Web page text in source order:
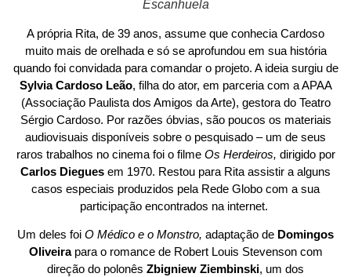
Escanhuela
A própria Rita, de 39 anos, assume que conhecia Cardoso
muito mais de orelhada e só se aprofundou em sua história
quando foi convidada para comandar o projeto. A ideia surgiu de
Sylvia Cardoso Leão, filha do ator, em parceria com a APAA
(Associação Paulista dos Amigos da Arte), gestora do Teatro
Sérgio Cardoso. Por razões óbvias, são poucos os materiais
audiovisuais disponíveis sobre o pesquisado – um de seus
raros trabalhos no cinema foi o filme Os Herdeiros, dirigido por
Carlos Diegues em 1970. Restou para Rita assistir a alguns
casos especiais produzidos pela Rede Globo com a sua
participação encontrados na internet.
Um deles foi O Médico e o Monstro, adaptação de Domingos
Oliveirapara o romance de Robert Louis Stevenson com
direção do polonês Zbigniew Ziembinski, um dos